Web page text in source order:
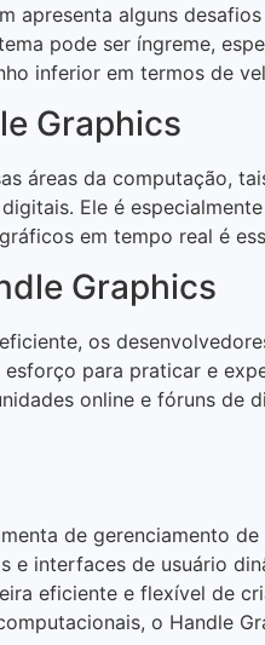
apresenta alguns
pode ser íngreme,
inferior em termos de
Graphics
áreas da computação,
Ele é
em tempo real é
Graphics
os
para praticar e
online e fóruns de
de gerenciamento
interfaces de usuário
eficiente e flexível de
o Handle